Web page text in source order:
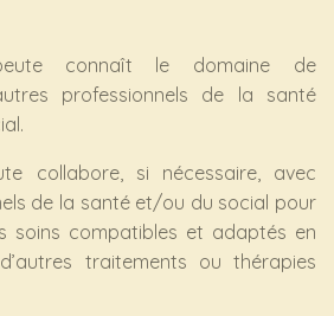
connaît le domaine de
professionnels de la santé
collabore, si nécessaire, avec
de la santé et/ou du social pour
soins compatibles et adaptés en
traitements ou thérapies